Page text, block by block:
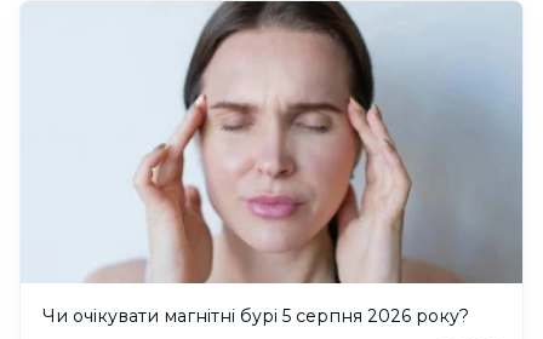
Чи очікувати магнітні бурі 5 серпня 2026 року?